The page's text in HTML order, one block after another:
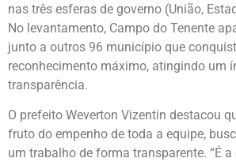
nas três esferas de governo (União,
No levantamento, Campo do Tenente
junto a outros 96 município que
reconhecimento máximo, atingindo um
transparência.
O prefeito Weverton Vizentin destacou
fruto do empenho de toda a equipe,
um trabalho de forma transparente. “É